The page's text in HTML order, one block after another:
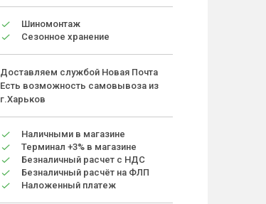
Шиномонтаж
Сезонное хранение
Доставляем службой Новая Почта
Есть возможность самовывоза из
г.Харьков
Наличными в магазине
Терминал +3% в магазине
Безналичный расчет с НДС
Безналичный расчёт на ФЛП
Наложенный платеж